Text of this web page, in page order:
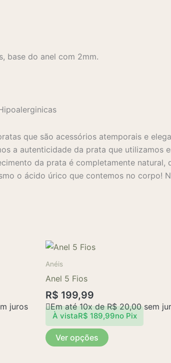
base do anel com 2mm.
que são acessórios atemporais e
a autenticidade da prata que utilizamos
da prata é completamente
o ácido úrico que contemos no corpo!
juros
Anéis
Anel 5 Fios
R$ 199,99
Em até 10x deR$20,00sem
À vistaR$ 189,99no Pix
Ver opções
As
opções
podem